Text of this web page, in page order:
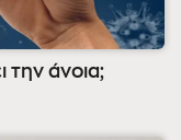
την άνοια;